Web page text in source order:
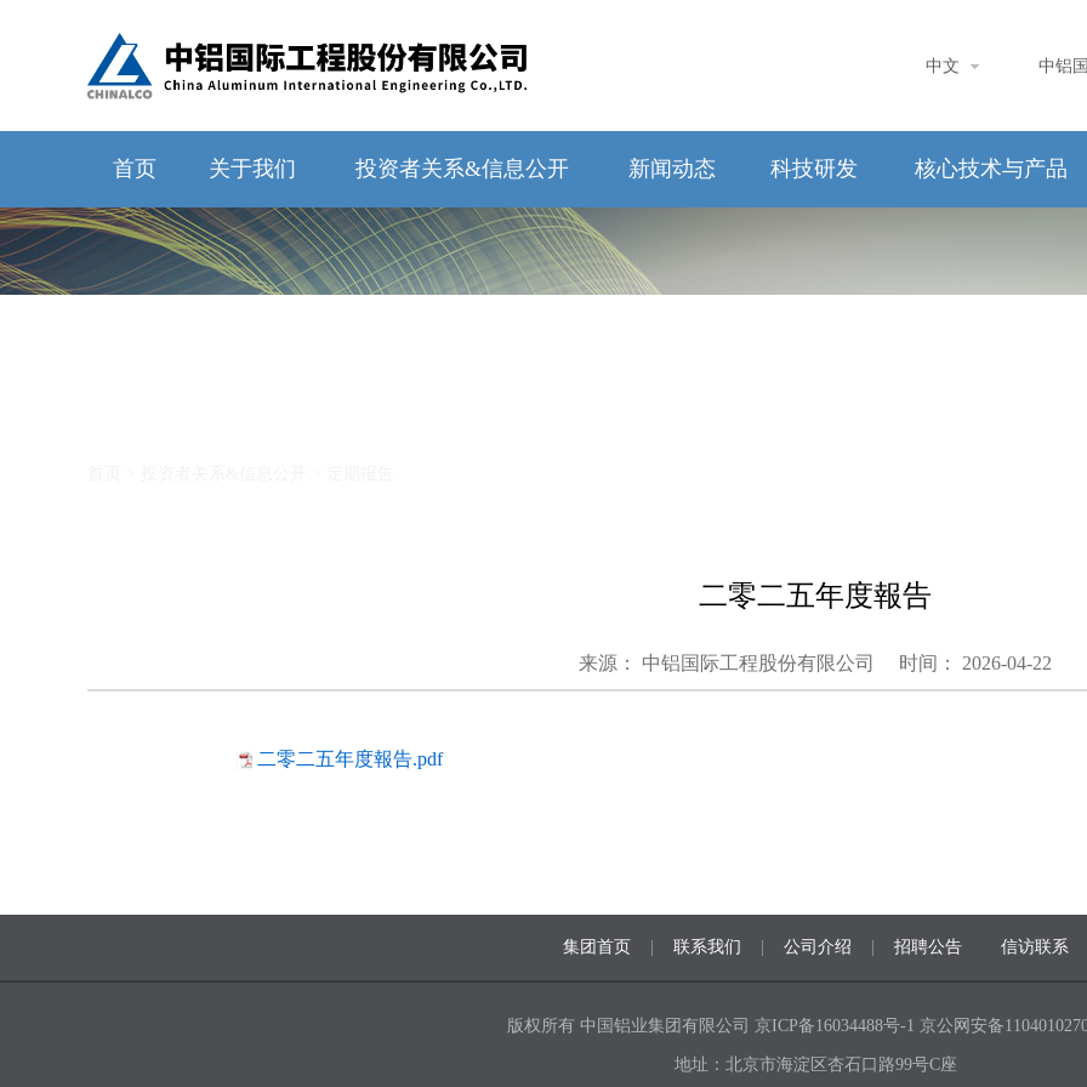
中铝
中文
首页 关于我们 投资者关系&信息公开 新闻动态 科技研发 核心技术与产品
二零二五年度報告
来源： 中铝国际工程股份有限公司 时间： 2026-04-22
二零二五年度報告.pdf
集团首页 联系我们 公司介绍 招聘公告 信访联系
版权所有 中国铝业集团有限公司 京ICP备16034488号-1 京公网安备
地址：北京市海淀区杏石口路99号C座